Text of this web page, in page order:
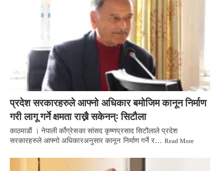
प्रदेश सरकारहरुले आफ्नो अधिकार बमोजिम कानून निर्माण
गरी लागू गर्ने क्षमता राख्नै सकेनन्ः सिटौला
काठमाडाैं । नेपाली काँग्रेसका सांसद कृष्णप्रसाद सिटौलाले प्रदेश
सरकारहरुले आफ्नो अधिकारअनुसार कानून निर्माण गर्ने र… Read More